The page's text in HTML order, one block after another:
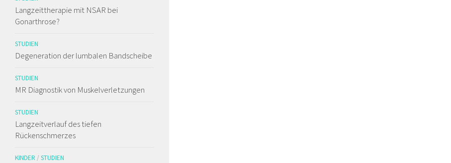
Langzeittherapie mit NSAR bei
Gonarthrose?
STUDIEN
Degeneration der lumbalen Bandscheibe
STUDIEN
MR Diagnostik von Muskelverletzungen
STUDIEN
Langzeitverlauf des tiefen
Rückenschmerzes
KINDER / STUDIEN